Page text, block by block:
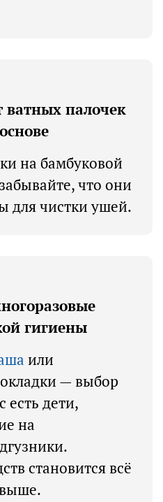
ватных палочек
на бамбуковой
что они
для чистки ушей.
гигиены
или
— выбор
есть дети,
на
становится всё